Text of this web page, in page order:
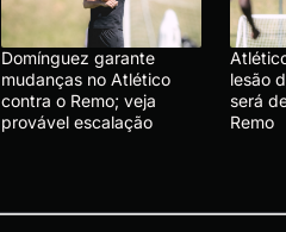
Domínguez garante
mudanças no Atlético
contra o Remo; veja
provável escalação
lesão
será
Remo